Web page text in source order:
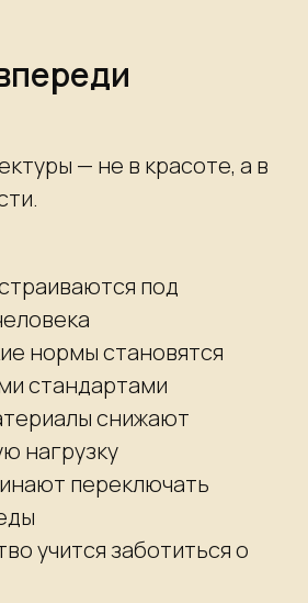
— не в красоте, а в
под
нормы становятся
стандартами
снижают
нагрузку
переключать
учится заботиться о